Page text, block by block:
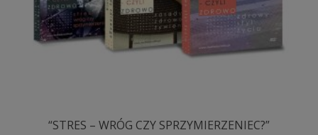
“STRES – WRÓG CZY SPRZYMIERZENIEC?”